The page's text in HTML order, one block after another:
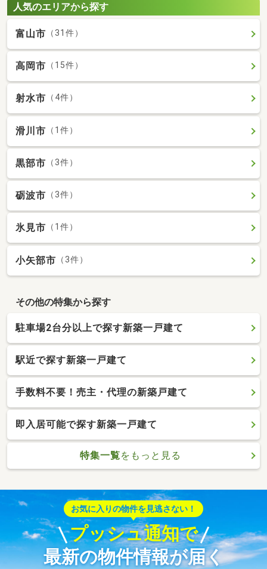
人気のエリアから探す
富山市 （31件）
高岡市 （15件）
射水市 （4件）
滑川市 （1件）
黒部市 （3件）
砺波市 （3件）
氷見市 （1件）
小矢部市 （3件）
その他の特集から探す
駐車場2台分以上で探す新築一戸建て
駅近で探す新築一戸建て
手数料不要！売主・代理の新築戸建て
即入居可能で探す新築一戸建て
特集一覧をもっと見る
お気に入りの物件を見逃さない！
プッシュ通知で
最新の物件情報が届く